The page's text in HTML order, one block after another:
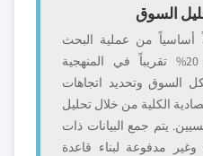
أساسياً من عملية البحث
لدينا، حيث يساهم بنسبة 20% تقريباً في المنهجية
السوق وتحديد اتجاهات
الكلية من خلال تحليل
يتم جمع البيانات ذات
مدفوعة لبناء قاعدة